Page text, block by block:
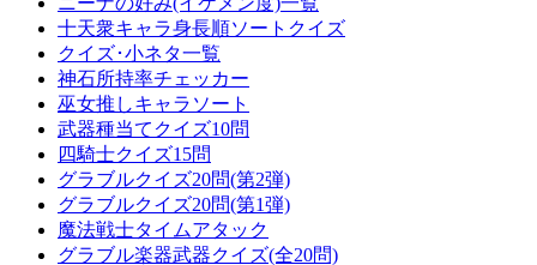
十天衆キャラ身長順ソートクイズ
クイズ･小ネタ一覧
神石所持率チェッカー
巫女推しキャラソート
武器種当てクイズ10問
四騎士クイズ15問
グラブルクイズ20問(第2弾)
グラブルクイズ20問(第1弾)
魔法戦士タイムアタック
グラブル楽器武器クイズ(全20問)